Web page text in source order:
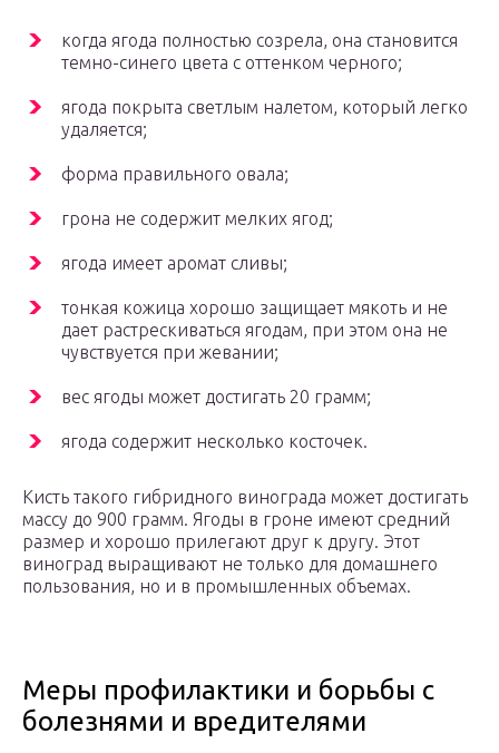
когда ягода полностью созрела, она становится
темно-синего цвета с оттенком черного;
ягода покрыта светлым налетом, который легко
удаляется;
форма правильного овала;
грона не содержит мелких ягод;
ягода имеет аромат сливы;
тонкая кожица хорошо защищает мякоть и не
дает растрескиваться ягодам, при этом она не
чувствуется при жевании;
вес ягоды может достигать 20 грамм;
ягода содержит несколько косточек.
Кисть такого гибридного винограда может достигать
массу до 900 грамм. Ягоды в гроне имеют средний
размер и хорошо прилегают друг к другу. Этот
виноград выращивают не только для домашнего
пользования, но и в промышленных объемах.
Меры профилактики и борьбы с
болезнями и вредителями